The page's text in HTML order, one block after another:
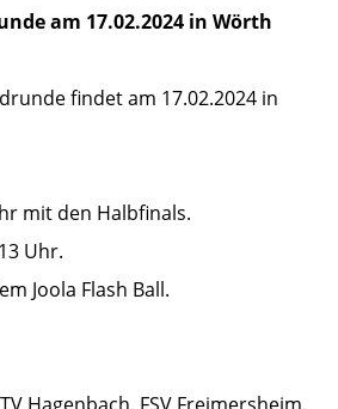
am 17.02.2024 in Wörth
findet am 17.02.2024 in
mit den Halbfinals.
Uhr.
Joola Flash Ball.